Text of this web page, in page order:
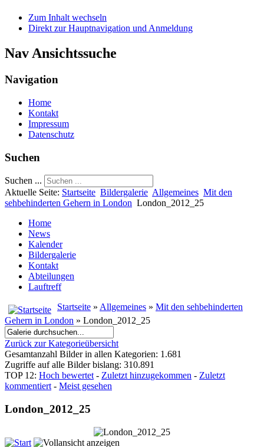
Zum Inhalt wechseln
Direkt zur Hauptnavigation und Anmeldung
Nav Ansichtssuche
Navigation
Home
Kontakt
Impressum
Datenschutz
Suchen
Suchen ...
Aktuelle Seite: Startseite Bildergalerie Allgemeines Mit den
sehbehinderten Gehern in London London_2012_25
Home
News
Kalender
Bildergalerie
Kontakt
Abteilungen
Lauftreff
Startseite » Allgemeines » Mit den sehbehinderten
Gehern in London » London_2012_25
Zurück zur Kategorieübersicht
Gesamtanzahl Bilder in allen Kategorien: 1.681
Zugriffe auf alle Bilder bislang: 310.891
TOP 12: Hoch bewertet- Zuletzt hinzugekommen - Zuletzt
kommentiert- Meist gesehen
London_2012_25